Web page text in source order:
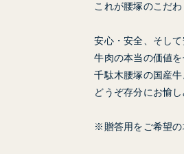
これが腰塚のこだわ
安心・安全、そして
牛肉の本当の価値
千駄木腰塚の国産牛
どうぞ存分にお愉し
※贈答用をご希望の